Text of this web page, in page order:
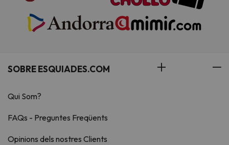
SOBRE ESQUIADES.COM
Qui Som?
FAQs - Preguntes Freqüents
Opinions dels nostres Clients